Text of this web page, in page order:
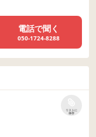
電話で聞く
050-1724-8288
リストに
保存